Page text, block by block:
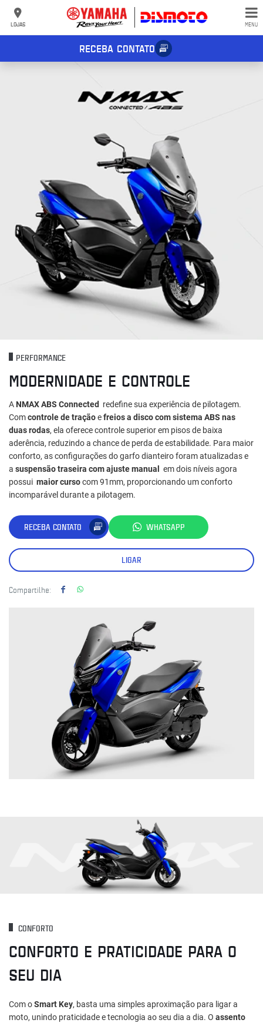
LOJAS MENU
RECEBA CONTATO
PERFORMANCE
MODERNIDADE E CONTROLE
A NMAX ABS Connected redefine sua experiência de pilotagem.
Comcontrole de traçãoefreios a disco com sistema ABS nas
duas rodas, ela oferece controle superior em pisos de baixa
aderência, reduzindo a chance de perda de estabilidade. Para maior
conforto, as configurações do garfo dianteiro foram atualizadas e
a suspensão traseira com ajuste manual
em dois níveis agora
possui maior cursocom 91mm, proporcionando um conforto
incomparável durante a pilotagem.
RECEBA CONTATO WHATSAPP
LIGAR
Compartilhe:
CONFORTO
CONFORTO E PRATICIDADE PARA O
SEU DIA
Com oSmart Key, basta uma simples aproximação para ligar a
moto, unindo praticidade e tecnologia ao seu dia a dia. O assento